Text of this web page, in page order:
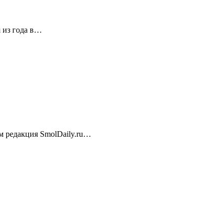
из года в…
редакция SmolDaily.ru…